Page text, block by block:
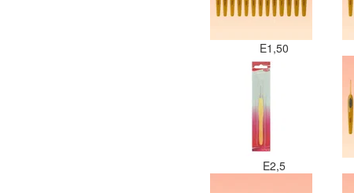
E1,50
E2,5